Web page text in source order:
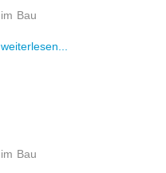
im Bau
weiterlesen...
im Bau